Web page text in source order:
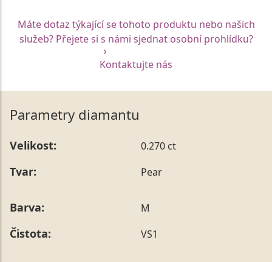
Máte dotaz týkající se tohoto produktu nebo našich
služeb? Přejete si s námi sjednat osobní prohlídku?
Kontaktujte nás
Parametry diamantu
Velikost: 0.270 ct
Tvar: Pear
Barva: M
Čistota: VS1